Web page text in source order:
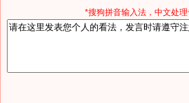
*搜狗拼音输入法，中文处